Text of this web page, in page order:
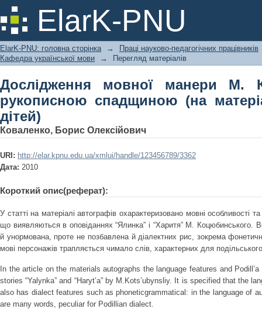
ElarK-PNU
Дослідження мовної манери М.
(на матеріалі оповідань для дітей)
ElarK-PNU: головна сторінка →
Праці науково-педагогічних працівників
Кафедра української мови
→ Перегляд матеріалів
Дослідження мовної манери М.
рукописною спадщиною (на
дітей)
Коваленко, Борис Олексійович
URI: http://elar.kpnu.edu.ua/xmlui/handle/123456789/3362
Дата: 2010
Короткий опис(реферат):
У статті на матеріалі автографів охарактеризовано мовні особливості
що виявляються в оповіданнях “Ялинка” і “Харитя” М. Коцюбинського.
й унормована, проте не позбавлена й діалектних рис, зокрема
мові персонажів трапляється чимало слів, характерних для
In the article on the materials autographs the language features and
stories “Yalynka” and “Haryt’a” by M.Kots’ubynsliy. It is specified that the
also has dialect features such as phoneticgrammatical: in the language of
are many words, peculiar for Podillian dialect.